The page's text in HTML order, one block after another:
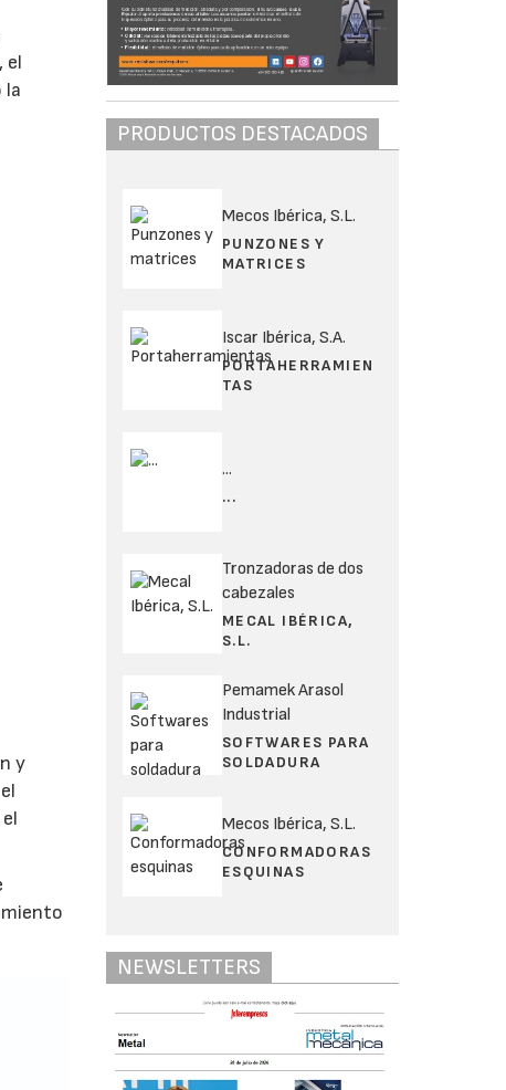
el
la
y
PRODUCTOS DESTACADOS
Mecos Ibérica, S.L.
PUNZONES Y
MATRICES
Iscar Ibérica, S.A.
PORTAHERRAMIEN
TAS
...
...
Tronzadoras de dos
cabezales
MECAL IBÉRICA,
S.L.
Pemamek Arasol
Industrial
SOFTWARES PARA
SOLDADURA
Mecos Ibérica, S.L.
CONFORMADORAS
ESQUINAS
NEWSLETTERS